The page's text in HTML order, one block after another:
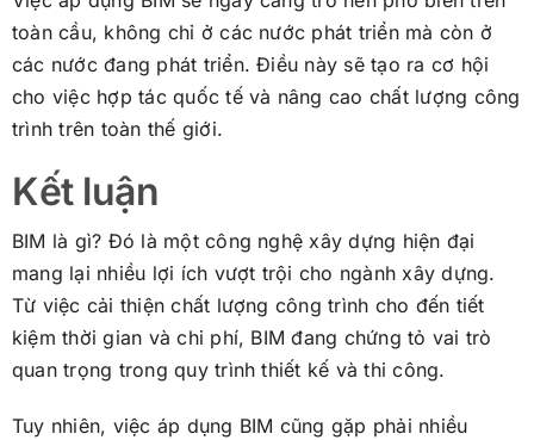
toàn cầu, không chỉ ở các nước phát triển mà còn ở
các nước đang phát triển. Điều này sẽ tạo ra cơ hội
cho việc hợp tác quốc tế và nâng cao chất lượng công
trình trên toàn thế giới.
Kết luận
BIM là gì? Đó là một công nghệ xây dựng hiện đại
mang lại nhiều lợi ích vượt trội cho ngành xây dựng.
Từ việc cải thiện chất lượng công trình cho đến tiết
kiệm thời gian và chi phí, BIM đang chứng tỏ vai trò
quan trọng trong quy trình thiết kế và thi công.
Tuy nhiên, việc áp dụng BIM cũng gặp phải nhiều